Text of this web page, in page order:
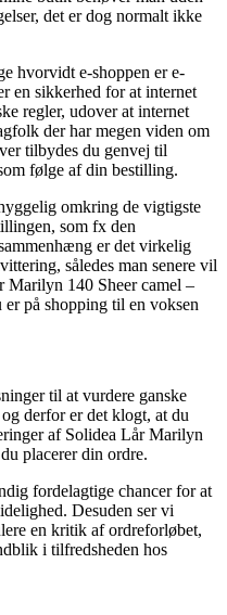
det er dog normalt ikke
hvorvidt e-shoppen er e-
en sikkerhed for at internet
regler, udover at internet
der har megen viden om
tilbydes du genvej til
følge af din bestilling.
omkring de vigtigste
som fx den
er det virkelig
således man senere vil
Marilyn 140 Sheer camel –
på shopping til en voksen
til at vurdere ganske
derfor er det klogt, at du
af Solidea Lår Marilyn
placerer din ordre.
fordelagtige chancer for at
Desuden ser vi
en kritik af ordreforløbet,
i tilfredsheden hos